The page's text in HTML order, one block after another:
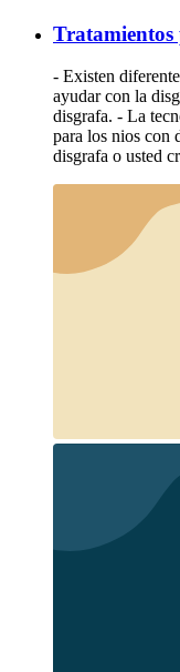
Tratamientos
- Existen
ayudar con la
disgrafa. - La
para los nios con
disgrafa o usted